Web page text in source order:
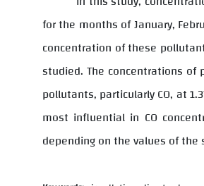
for the months of January,
concentration of these
studied. The concentrations
pollutants, particularly CO, at
most influential in CO
depending on the values of